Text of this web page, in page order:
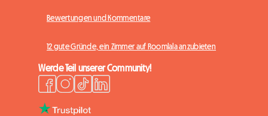
Bewertungen und Kommentare
12 gute Gründe, ein Zimmer auf Roomlala anzubieten
Werde Teil unserer Community!